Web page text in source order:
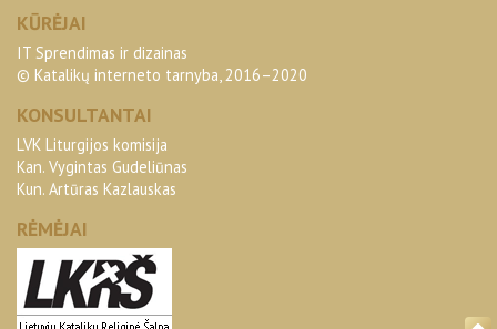
KŪRĖJAI
IT Sprendimas ir dizainas
© Katalikų interneto tarnyba, 2016–2020
KONSULTANTAI
LVK Liturgijos komisija
Kan. Vygintas Gudeliūnas
Kun. Artūras Kazlauskas
RĖMĖJAI